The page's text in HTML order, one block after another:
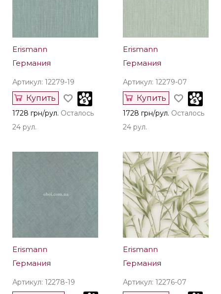
Erismann
Германия
Артикул: 12279-19
Купить
1728 грн/рул. Осталось
24 рул.
Erismann
Германия
Артикул: 12279-07
Купить
1728 грн/рул. Осталось
24 рул.
Erismann
Германия
Артикул: 12278-19
Erismann
Германия
Артикул: 12276-07